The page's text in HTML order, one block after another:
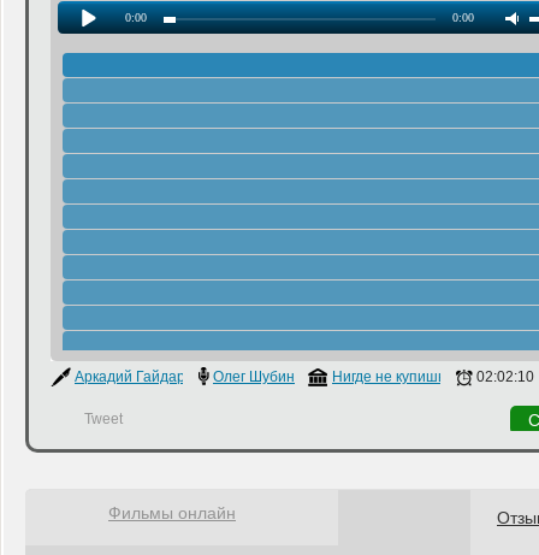
0:00 0:00
Аркадий Гайдар Олег Шубин Нигде не купишь 02:02:10
Tweet
Фильмы онлайн